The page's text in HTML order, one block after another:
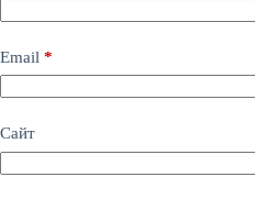
Email *
Сайт